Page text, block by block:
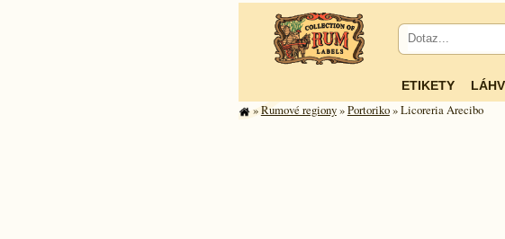
ETIKETY
»Rumové regiony»Portoriko» Licoreria Arecibo